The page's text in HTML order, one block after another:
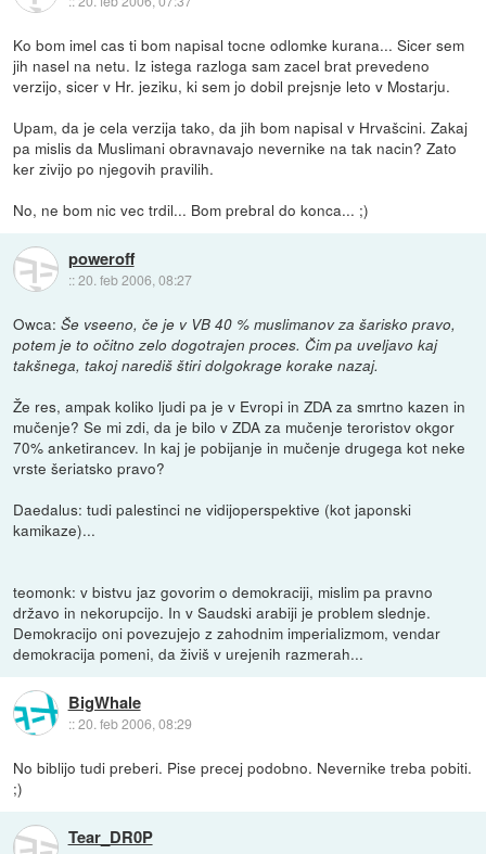
Ko bom imel cas ti bom napisal tocne odlomke kurana... Sicer sem
jih nasel na netu. Iz istega razloga sam zacel brat prevedeno
verzijo, sicer v Hr. jeziku, ki sem jo dobil prejsnje leto v Mostarju.
Upam, da je cela verzija tako, da jih bom napisal v Hrvašcini. Zakaj
pa mislis da Muslimani obravnavajo nevernike na tak nacin? Zato
ker zivijo po njegovih pravilih.
No, ne bom nic vec trdil... Bom prebral do konca... ;)
poweroff
::20. feb 2006, 08:27
Owca:Še vseeno, če je v VB 40 % muslimanov za šarisko pravo,
potem je to očitno zelo dogotrajen proces. Čim pa uveljavo kaj
takšnega, takoj narediš štiri dolgokrage korake nazaj.
Že res, ampak koliko ljudi pa je v Evropi in ZDA za smrtno kazen in
mučenje? Se mi zdi, da je bilo v ZDA za mučenje teroristov okgor
70% anketirancev. In kaj je pobijanje in mučenje drugega kot neke
vrste šeriatsko pravo?
Daedalus: tudi palestinci ne vidijoperspektive (kot japonski
kamikaze)...
teomonk: v bistvu jaz govorim o demokraciji, mislim pa pravno
državo in nekorupcijo. In v Saudski arabiji je problem slednje.
Demokracijo oni povezujejo z zahodnim imperializmom, vendar
demokracija pomeni, da živiš v urejenih razmerah...
BigWhale
::20. feb 2006, 08:29
No biblijo tudi preberi. Pise precej podobno. Nevernike treba pobiti.
;)
Tear_DR0P